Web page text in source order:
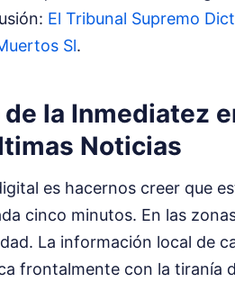
El Tribunal Supremo
Sl.
la Inmediatez
Noticias
es hacernos creer que
cinco minutos. En las
La información local de
frontalmente con la tiranía